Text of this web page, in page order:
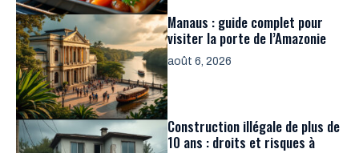
Manaus : guide complet pour
visiter la porte de l’Amazonie
août 6, 2026
Construction illégale de plus de
10 ans : droits et risques à